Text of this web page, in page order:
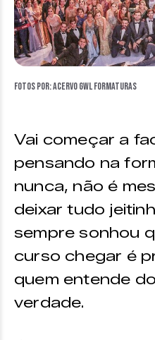
Fotos por: acervo GWL Formaturas
Vai começar a
pensando na
nunca, não é
deixar tudo
sempre sonhou
curso chegar é
quem entende
verdade.